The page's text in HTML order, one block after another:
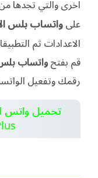
اخرى والتي تجدها
علىواتساب بلس
الاعدادات ثم
قم بفتحواتساب
رقمك وتفعيل